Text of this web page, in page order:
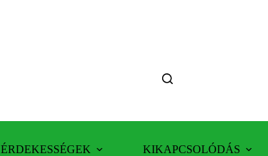
ÉRDEKESSÉGEK KIKAPCSOLÓDÁS